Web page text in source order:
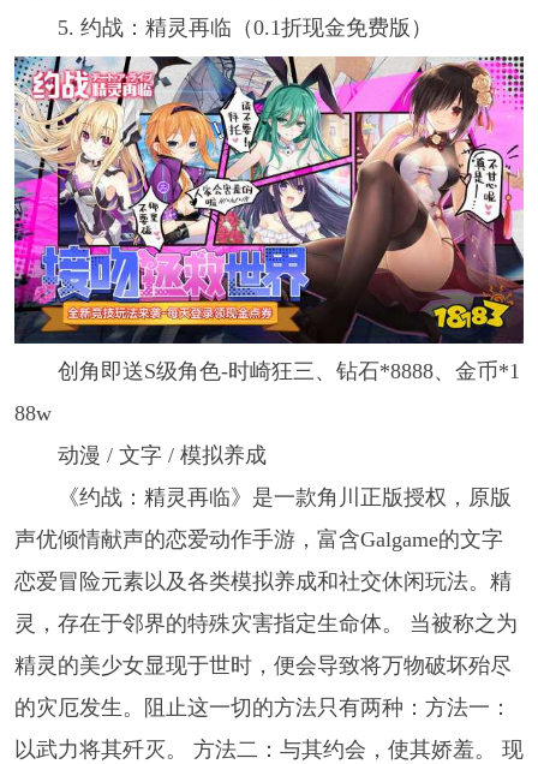
5. 约战：精灵再临（0.1折现金免费版）
创角即送S级角色-时崎狂三、钻石*8888、金币*1
88w
动漫 / 文字 / 模拟养成
《约战：精灵再临》是一款角川正版授权，原版
声优倾情献声的恋爱动作手游，富含Galgame的文字
恋爱冒险元素以及各类模拟养成和社交休闲玩法。精
灵，存在于邻界的特殊灾害指定生命体。 当被称之为
精灵的美少女显现于世时，便会导致将万物破坏殆尽
的灾厄发生。阻止这一切的方法只有两种：方法一：
以武力将其歼灭。 方法二：与其约会，使其娇羞。 现